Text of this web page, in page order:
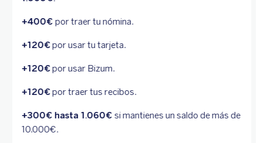
+400€ por traer tu nómina.
+120€por usar tu tarjeta.
+120€por usar Bizum.
+120€por traer tus recibos.
+300€ hasta 1.060€ si mantienes un saldo de más de
10.000€.